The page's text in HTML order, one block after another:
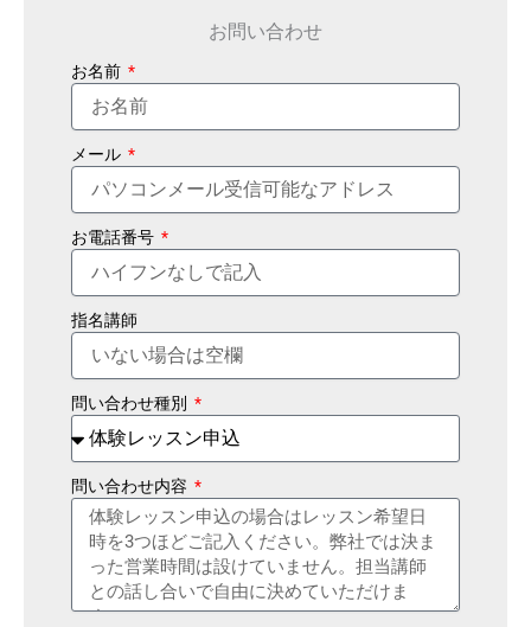
お問い合わせ
お名前
メール
お電話番号
指名講師
問い合わせ種別
問い合わせ内容